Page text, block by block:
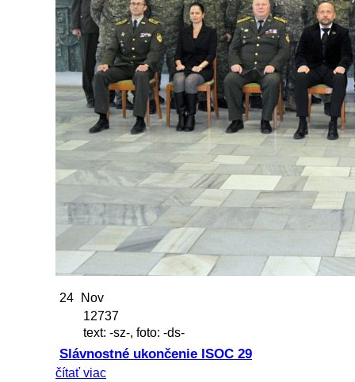
24
Nov
12737
text: -sz-, foto: -ds-
Slávnostné ukončenie ISOC 29
čítať viac